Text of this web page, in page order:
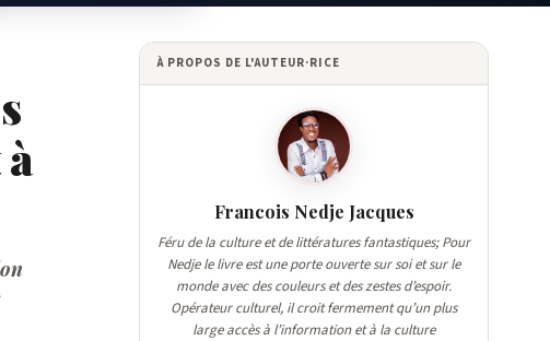
À PROPOS DE L'AUTEUR·RICE
Francois Nedje Jacques
Féru de la culture et de littératures fantastiques; Pour
Nedje le livre est une porte ouverte sur soi et sur le
monde avec des couleurs et des zestes d’espoir.
Opérateur culturel, il croit fermement qu’un plus
large accès à l’information et à la culture